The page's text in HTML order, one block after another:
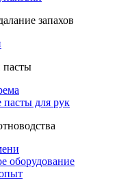
запахов
пасты
для рук
оборудование